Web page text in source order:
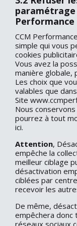
paramétrage
Performance
CCM
simple qui vous
cookies
Vous avez la
manière globale,
Les choix que
valables que
Site
Nous
pourrez à tout
ici.
Attention,
empêche la
meilleur ciblage
désactivation
ciblées par
recevoir les
De même,
empêchera donc
réseaux sociaux